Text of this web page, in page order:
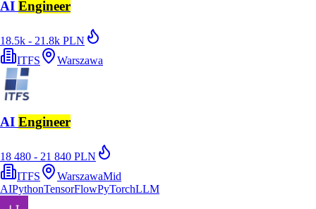
AI Engineer
18.5k - 21.8k PLN
ITFS
Warszawa
AI Engineer
18 480 - 21 840 PLN
ITFS
WarszawaMid
AIPythonTensorFlowPyTorchLLM